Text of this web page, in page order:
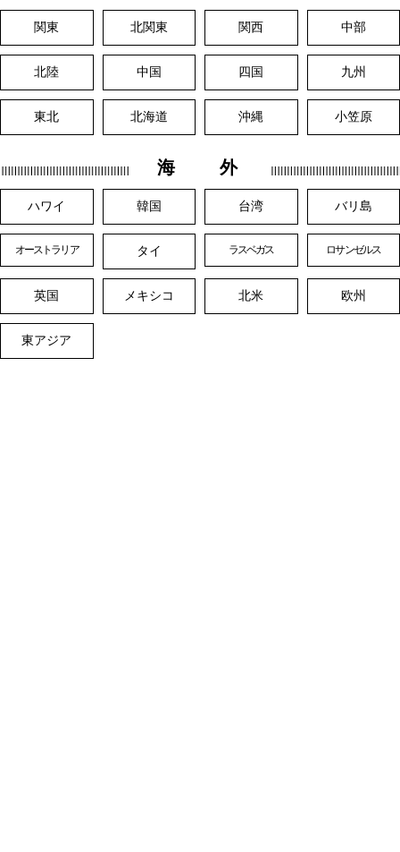
関東 北関東 関西 中部
北陸 中国 四国 九州
東北 北海道 沖縄 小笠原
海 外
ハワイ 韓国 台湾 バリ島
オーストラリア タイ ラスベガス ロサンゼルス
英国 メキシコ 北米 欧州
東アジア